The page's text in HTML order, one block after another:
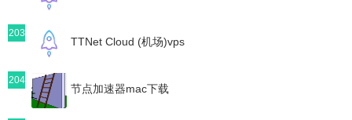
203
TTNet Cloud (机场)vps
204
节点加速器mac下载